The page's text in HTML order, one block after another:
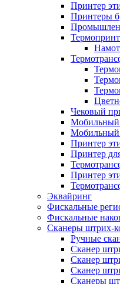
Принтер
Принтеры
Чековый
Мобильный
Мобильный
Принтер
Принтер
Принтер
Эквайринг
Фискальные
Фискальные
Сканеры штрих-
Ручные
Сканер
Сканер
Сканер
Сканеры